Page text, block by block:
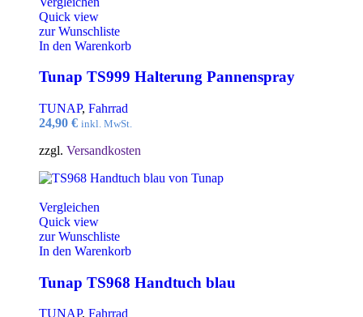
Quick view
zur Wunschliste
In den Warenkorb
Tunap TS999 Halterung Pannenspray
TUNAP, Fahrrad
24,90 € inkl. MwSt.
zzgl. Versandkosten
Vergleichen
Quick view
zur Wunschliste
In den Warenkorb
Tunap TS968 Handtuch blau
TUNAP, Fahrrad